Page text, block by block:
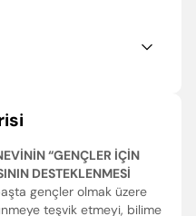
“GENÇLER İÇİN
DESTEKLENMESİ
gençler olmak üzere
teşvik etmeyi, bilime